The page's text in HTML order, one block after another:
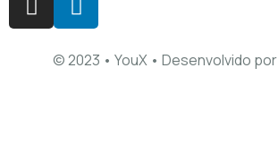
© 2023 • YouX • Desenvolvido por